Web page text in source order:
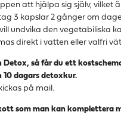
att hjälpa sig själv, vilket
3 kapslar 2 gånger om
undvika den vegetabiliska
direkt i vatten eller valfri
Detox, så får du ett
10 dagars detoxkur.
på mail.
som man kan komplettera